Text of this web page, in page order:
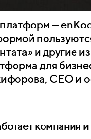
—
и другие
для
CEO и
компания